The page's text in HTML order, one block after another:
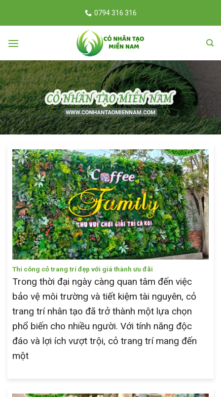
0794 316 316
Thi công cỏ trang trí đẹp với giá thành ưu đãi
Trong thời đại ngày càng quan tâm đến việc
bảo vệ môi trường và tiết kiệm tài nguyên, cỏ
trang trí nhân tạo đã trở thành một lựa chọn
phổ biến cho nhiều người. Với tính năng độc
đáo và lợi ích vượt trội, cỏ trang trí mang đến
một